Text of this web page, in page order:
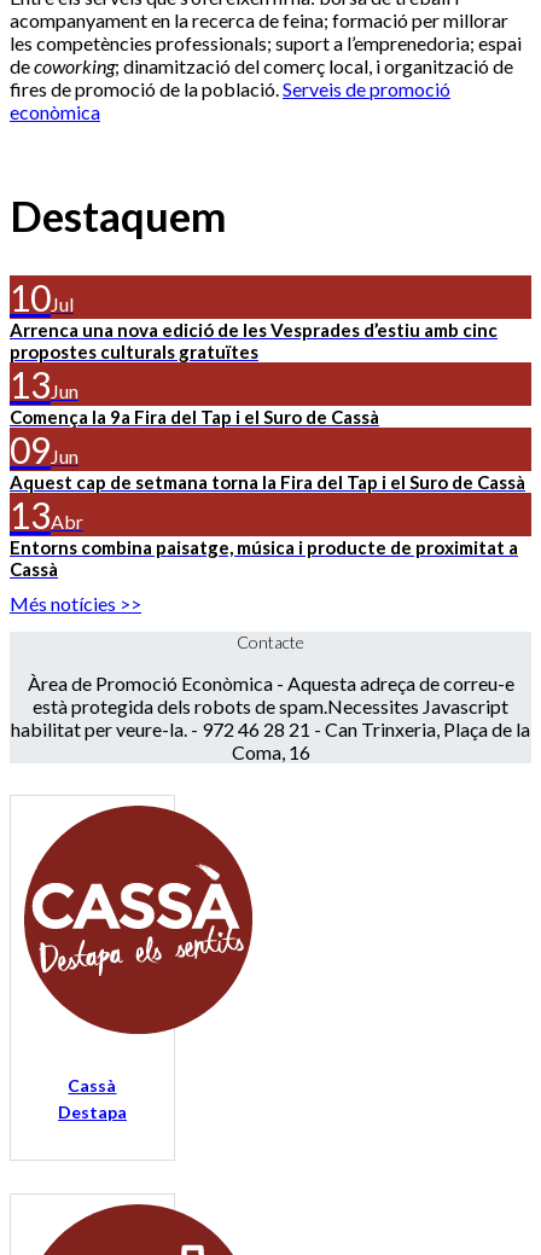
acompanyament en la recerca de feina; formació per millorar
les competències professionals; suport a l’emprenedoria; espai
decoworking; dinamització del comerç local, i organització de
fires de promoció de la població.Serveis de promoció
econòmica
Destaquem
10Jul
Arrenca una nova edició de les Vesprades d’estiu amb cinc
propostes culturals gratuïtes
13Jun
Comença la 9a Fira del Tap i el Suro de Cassà
09Jun
Aquest cap de setmana torna la Fira del Tap i el Suro de Cassà
13Abr
Entorns combina paisatge, música i producte de proximitat a
Cassà
Més notícies >>
Contacte
Àrea de Promoció Econòmica - Aquesta adreça de correu-e
està protegida dels robots de spam.Necessites Javascript
habilitat per veure-la. - 972 46 28 21 - Can Trinxeria, Plaça de la
Coma, 16
Cassà
Destapa